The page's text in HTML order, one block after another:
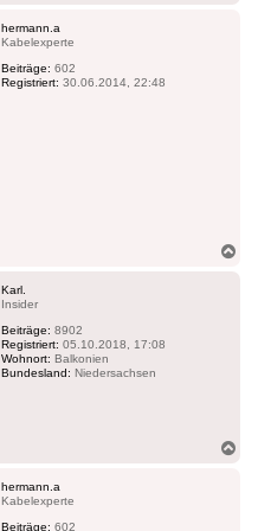
hermann.a
Kabelexperte
Beiträge: 602
Registriert: 30.06.2014, 22:48
Karl.
Insider
Beiträge: 8902
Registriert: 05.10.2018, 17:08
Wohnort: Balkonien
Bundesland: Niedersachsen
hermann.a
Kabelexperte
Beiträge: 602